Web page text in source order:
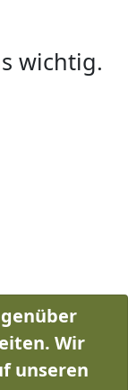
wichtig.
Wir
unseren